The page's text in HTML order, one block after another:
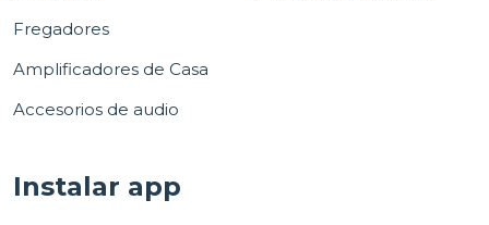
Fregadores
Amplificadores de Casa
Accesorios de audio
Instalar app